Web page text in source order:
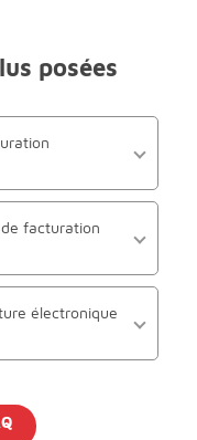
posées
facturation
électronique